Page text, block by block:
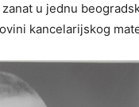
u jednu
kancelarijskog